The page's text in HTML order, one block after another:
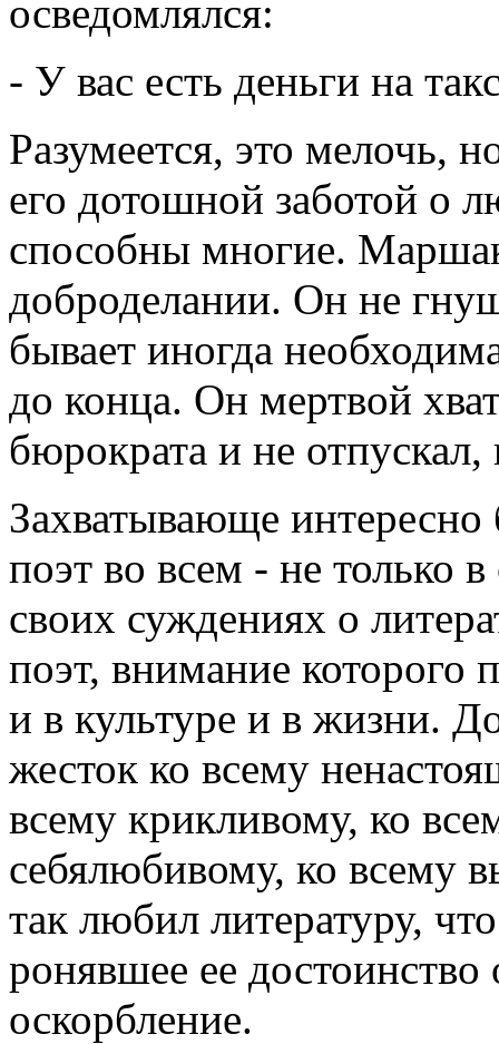
осведомлялся:
- У вас есть деньги на
Разумеется, это мелочь,
его дотошной заботой о
способны многие.
доброделании. Он не
бывает иногда
до конца. Он мертвой
бюрократа и не отпускал,
Захватывающе
поэт во всем - не только
своих суждениях о
поэт, внимание которого
и в культуре и в жизни.
жесток ко всему
всему крикливому, ко
себялюбивому, ко всему
так любил литературу,
ронявшее ее
оскорбление.